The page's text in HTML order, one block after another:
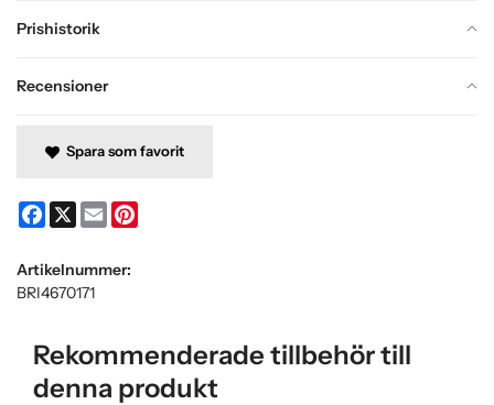
Prishistorik
Recensioner
Spara som favorit
Facebook
X Email
Artikelnummer:
BRI4670171
Rekommenderade tillbehör till
denna produkt